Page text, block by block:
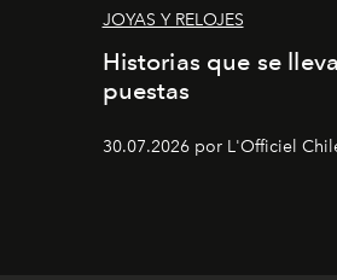
JOYAS Y RELOJES
Historias que se
puestas
30.07.2026 por L'Officiel